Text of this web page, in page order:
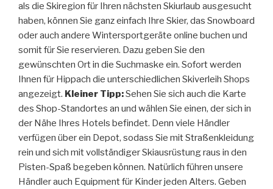
als die Skiregion für Ihren nächsten Skiurlaub ausgesucht
haben, können Sie ganz einfach Ihre Skier, das Snowboard
oder auch andere Wintersportgeräte online buchen und
somit für Sie reservieren. Dazu geben Sie den
gewünschten Ort in die Suchmaske ein. Sofort werden
Ihnen für Hippach die unterschiedlichen Skiverleih Shops
angezeigt. Kleiner Tipp:Sehen Sie sich auch die Karte
des Shop-Standortes an und wählen Sie einen, der sich in
der Nähe Ihres Hotels befindet. Denn viele Händler
verfügen über ein Depot, sodass Sie mit Straßenkleidung
rein und sich mit vollständiger Skiausrüstung raus in den
Pisten-Spaß begeben können. Natürlich führen unsere
Händler auch Equipment für Kinder jeden Alters. Geben